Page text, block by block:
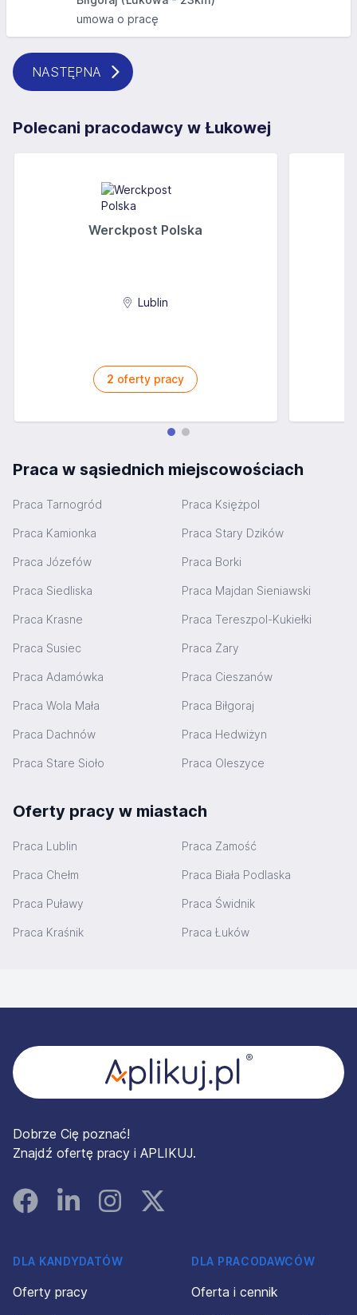
umowa o pracę
NASTĘPNA
Polecani pracodawcy w Łukowej
Werckpost Polska
Lublin
2 oferty pracy
Praca w sąsiednich miejscowościach
Praca Tarnogród Praca Księżpol
Praca Kamionka Praca Stary Dzików
Praca Józefów Praca Borki
Praca Siedliska Praca Majdan Sieniawski
Praca Krasne Praca Tereszpol-Kukiełki
Praca Susiec Praca Żary
Praca Adamówka Praca Cieszanów
Praca Wola Mała Praca Biłgoraj
Praca Dachnów Praca Hedwiżyn
Praca Stare Sioło Praca Oleszyce
Oferty pracy w miastach
Praca Lublin Praca Zamość
Praca Chełm Praca Biała Podlaska
Praca Puławy Praca Świdnik
Praca Kraśnik Praca Łuków
Dobrze Cię poznać!
Znajdź ofertę pracy i APLIKUJ.
FacebookLinked InInstagramInstagram
DLA KANDYDATÓW
Oferty pracy
DLA PRACODAWCÓW
Oferta i cennik